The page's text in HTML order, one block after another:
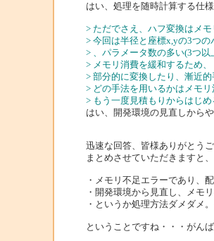
はい、処理を随時計算する仕
> ただでさえ、ハフ変換はメモ
> 今回は半径と座標x,yの3つの
> 、パラメータ数の多い(3つ以
> メモリ消費を緩和するため、
> 部分的に変換したり、漸近
> どの手法を用いるかはメモ
> もう一度見積もりからはじめ
はい、開発環境の見直しから
迅速な回答、皆様ありがとうご
まとめさせていただきますと、
・メモリ不足エラーであり、
・開発環境から見直し、メモ
・というか処理方法ダメダメ
ということですね・・・がんば